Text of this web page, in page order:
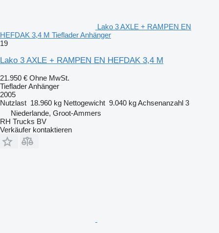
Lako 3 AXLE + RAMPEN EN
HEFDAK 3,4 M Tieflader Anhänger
19
Lako 3 AXLE + RAMPEN EN HEFDAK 3,4 M
21.950 € Ohne MwSt.
Tieflader Anhänger
2005
Nutzlast 18.960 kg Nettogewicht 9.040 kgAchsenanzahl 3
Niederlande, Groot-Ammers
RH Trucks BV
Verkäufer kontaktieren